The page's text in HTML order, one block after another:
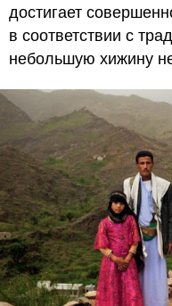
достигает
в соответствии с
небольшую хижину